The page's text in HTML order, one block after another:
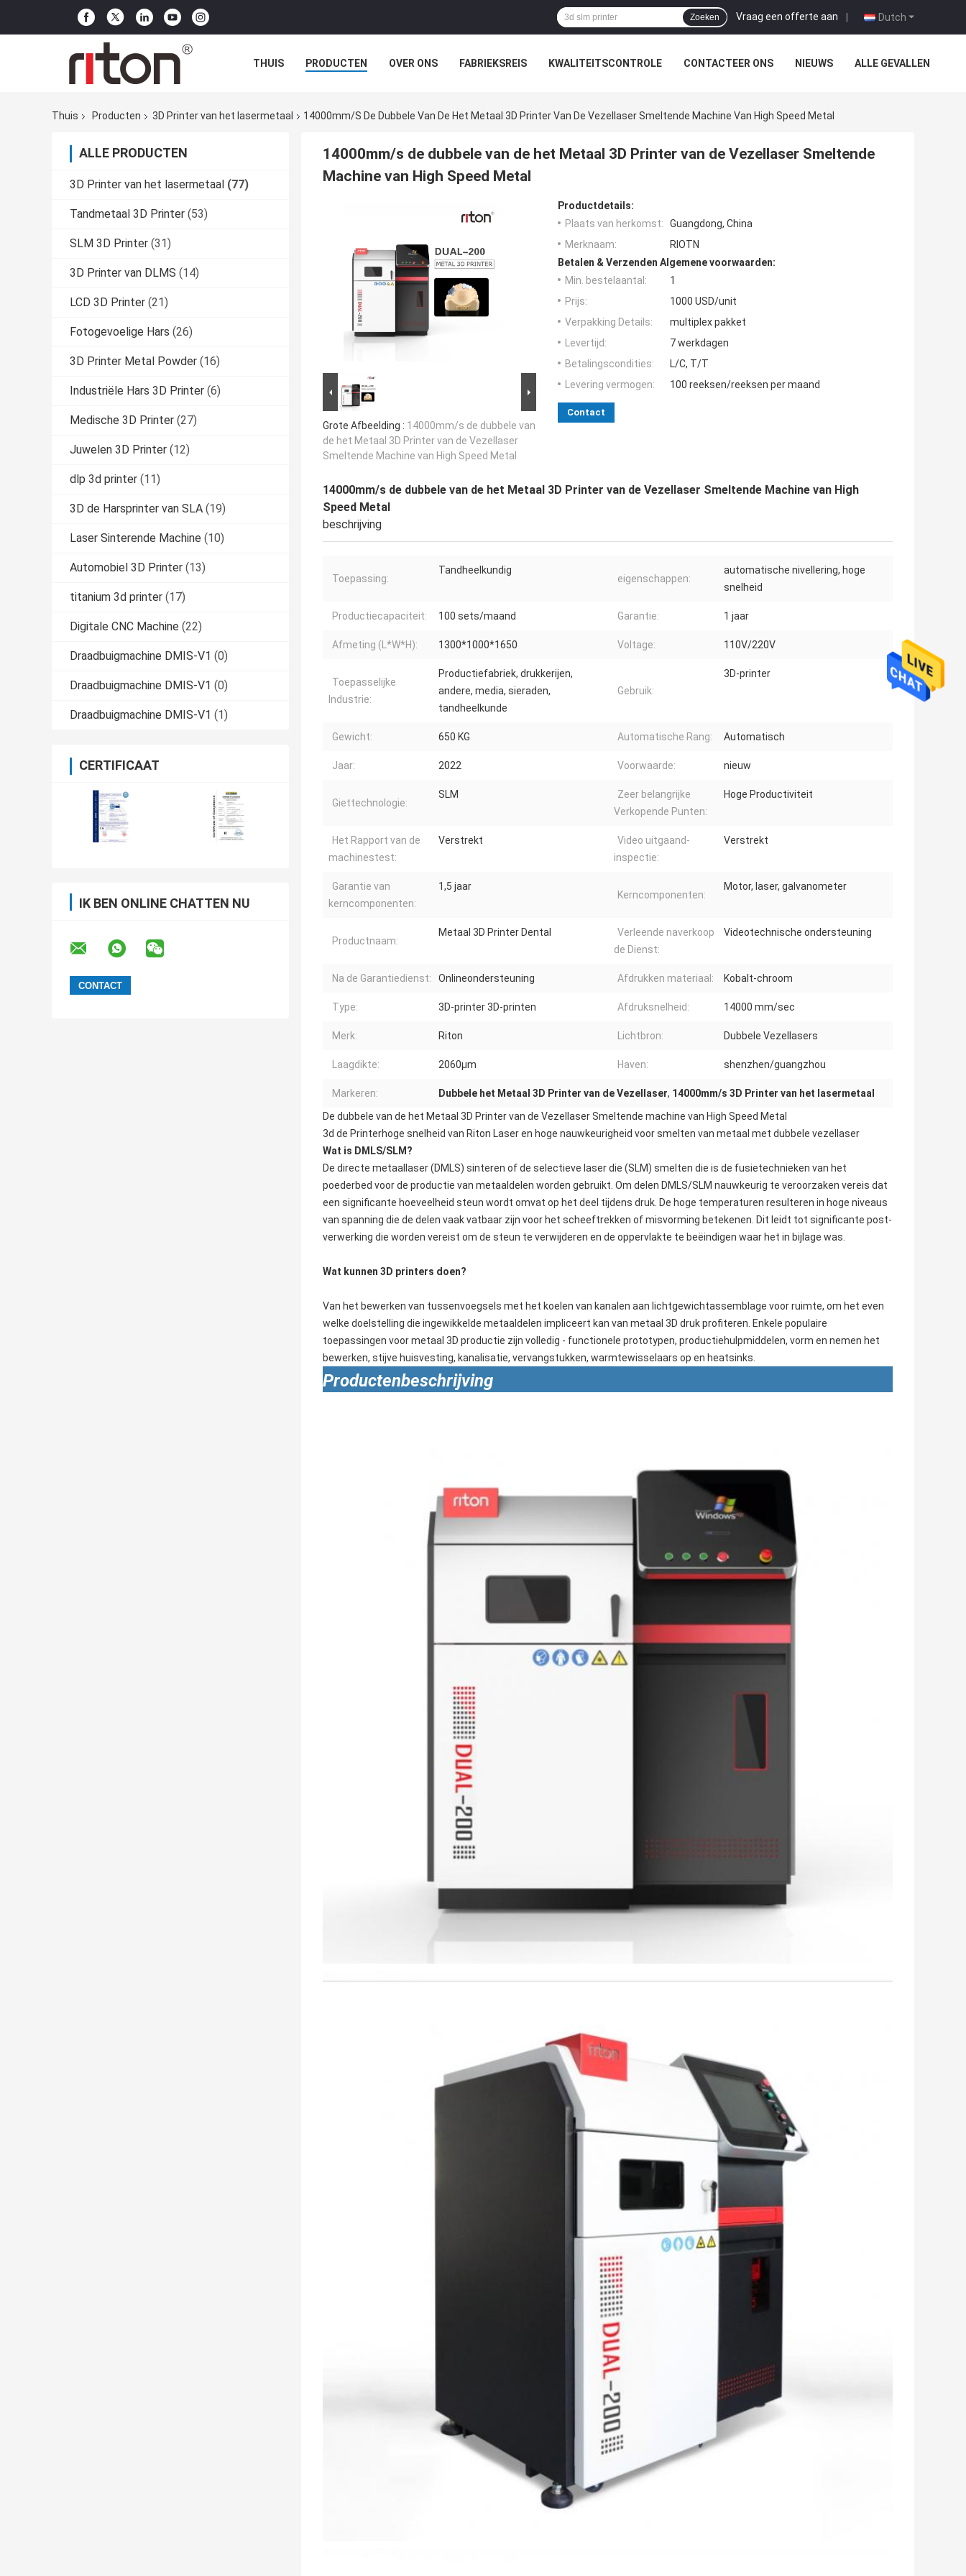
Dutch
Vraag een offerte aan |
Zoeken
THUIS PRODUCTEN OVER ONS FABRIEKSREIS KWALITEITSCONTROLE CONTACTEER ONS NIEUWS ALLE GEVALLEN
Thuis Producten 3D Printer van het lasermetaal 14000mm/s De Dubbele Van De Het Metaal 3D Printer Van De Vezellaser Smeltende Machine Van High Speed Metal
ALLE PRODUCTEN
3D Printer van het lasermetaal (77)
Tandmetaal 3D Printer (53)
SLM 3D Printer (31)
3D Printer van DLMS (14)
LCD 3D Printer (21)
Fotogevoelige Hars (26)
3D Printer Metal Powder (16)
Industriële Hars 3D Printer (6)
Medische 3D Printer (27)
Juwelen 3D Printer (12)
dlp 3d printer (11)
3D de Harsprinter van SLA (19)
Laser Sinterende Machine (10)
Automobiel 3D Printer (13)
titanium 3d printer (17)
Digitale CNC Machine (22)
Draadbuigmachine DMIS-V1 (0)
Draadbuigmachine DMIS-V1 (0)
Draadbuigmachine DMIS-V1 (1)
CERTIFICAAT
IK BEN ONLINE CHATTEN NU
14000mm/s de dubbele van de het Metaal 3D Printer van de Vezellaser Smeltende
Machine van High Speed Metal
Grote Afbeelding : 14000mm/s de dubbele van
de het Metaal 3D Printer van de Vezellaser
Smeltende Machine van High Speed Metal
Productdetails:
Plaats van herkomst:
Guangdong, China
Merknaam:
RIOTN
Betalen & Verzenden Algemene voorwaarden:
Min. bestelaantal:
1
Prijs:
1000 USD/unit
Verpakking Details:
multiplex pakket
Levertijd:
7 werkdagen
Betalingscondities:
L/C, T/T
Levering vermogen:
100 reeksen/reeksen per maand
Contact
14000mm/s de dubbele van de het Metaal 3D Printer van de Vezellaser Smeltende Machine van High
Speed Metal
beschrijving
Toepassing:
Tandheelkundig
eigenschappen:
automatische nivellering, hoge
snelheid
Productiecapaciteit: 100 sets/maand Garantie: 1 jaar
Afmeting (L*W*H): 1300*1000*1650 Voltage: 110V/220V
Toepasselijke
Industrie:
Productiefabriek, drukkerijen,
andere, media, sieraden,
tandheelkunde
Gebruik:
3D-printer
Gewicht: 650 KG Automatische Rang: Automatisch
Jaar: 2022 Voorwaarde: nieuw
Giettechnologie:
SLM
Zeer belangrijke
Verkopende Punten:
Hoge Productiviteit
Het Rapport van de
machinestest:
Verstrekt
Video uitgaand-
inspectie:
Verstrekt
Garantie van
kerncomponenten:
1,5 jaar
Kerncomponenten:
Motor, laser, galvanometer
Productnaam:
Metaal 3D Printer Dental
Verleende naverkoop
de Dienst:
Videotechnische ondersteuning
Na de Garantiedienst: Onlineondersteuning Afdrukken materiaal: Kobalt-chroom
Type: 3D-printer 3D-printen Afdruksnelheid: 14000 mm/sec
Merk: Riton Lichtbron: Dubbele Vezellasers
Laagdikte: 2060μm Haven: shenzhen/guangzhou
Markeren: Dubbele het Metaal 3D Printer van de Vezellaser, 14000mm/s 3D Printer van het lasermetaal
De dubbele van de het Metaal 3D Printer van de Vezellaser Smeltende machine van High Speed Metal
3d de Printerhoge snelheid van Riton Laser en hoge nauwkeurigheid voor smelten van metaal met dubbele vezellaser
Wat is DMLS/SLM?
De directe metaallaser (DMLS) sinteren of de selectieve laser die (SLM) smelten die is de fusietechnieken van het
poederbed voor de productie van metaaldelen worden gebruikt. Om delen DMLS/SLM nauwkeurig te veroorzaken vereis dat
een significante hoeveelheid steun wordt omvat op het deel tijdens druk. De hoge temperaturen resulteren in hoge niveaus
van spanning die de delen vaak vatbaar zijn voor het scheeftrekken of misvorming betekenen. Dit leidt tot significante post-
verwerking die worden vereist om de steun te verwijderen en de oppervlakte te beëindigen waar het in bijlage was.
Wat kunnen 3D printers doen?
Van het bewerken van tussenvoegsels met het koelen van kanalen aan lichtgewichtassemblage voor ruimte, om het even
welke doelstelling die ingewikkelde metaaldelen impliceert kan van metaal 3D druk profiteren. Enkele populaire
toepassingen voor metaal 3D productie zijn volledig - functionele prototypen, productiehulpmiddelen, vorm en nemen het
bewerken, stijve huisvesting, kanalisatie, vervangstukken, warmtewisselaars op en heatsinks.
Productenbeschrijving